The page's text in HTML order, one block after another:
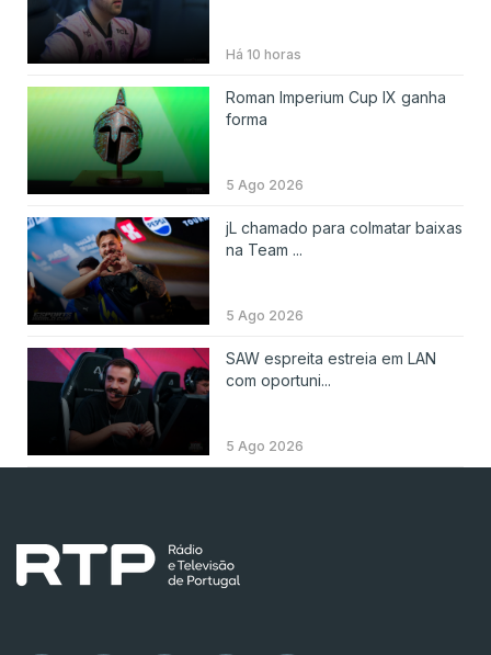
Há 10 horas
Roman Imperium Cup IX ganha
forma
5 Ago 2026
jL chamado para colmatar baixas
na Team ...
5 Ago 2026
SAW espreita estreia em LAN
com oportuni...
5 Ago 2026